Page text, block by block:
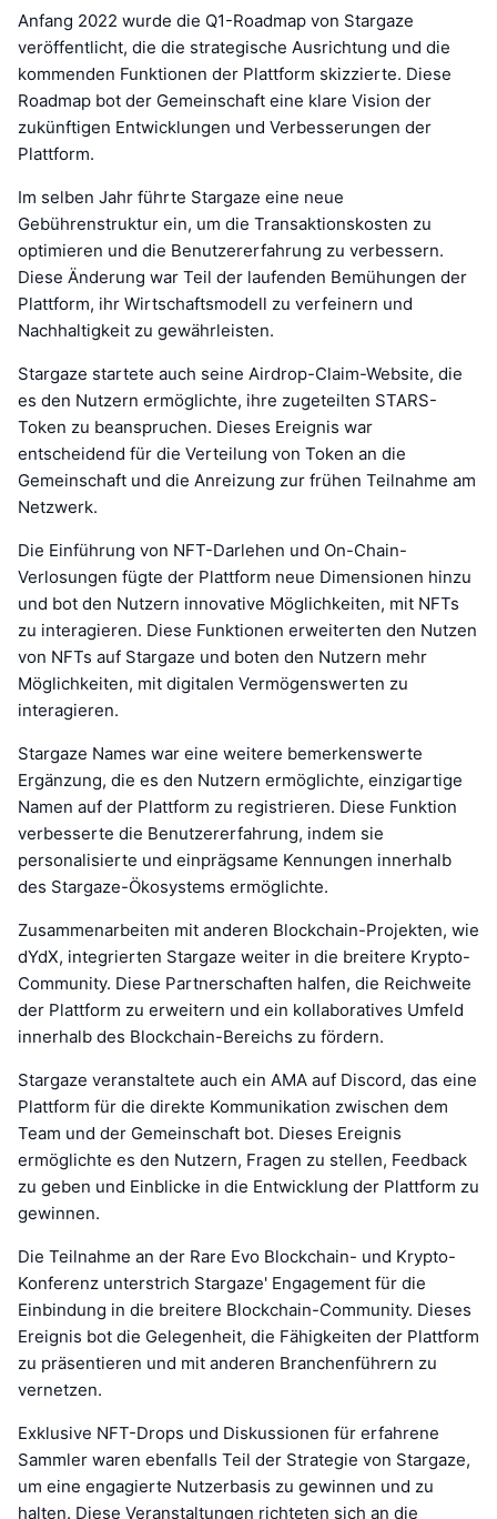
Anfang 2022 wurde die Q1-Roadmap von Stargaze
veröffentlicht, die die strategische Ausrichtung und die
kommenden Funktionen der Plattform skizzierte. Diese
Roadmap bot der Gemeinschaft eine klare Vision der
zukünftigen Entwicklungen und Verbesserungen der
Plattform.
Im selben Jahr führte Stargaze eine neue
Gebührenstruktur ein, um die Transaktionskosten zu
optimieren und die Benutzererfahrung zu verbessern.
Diese Änderung war Teil der laufenden Bemühungen der
Plattform, ihr Wirtschaftsmodell zu verfeinern und
Nachhaltigkeit zu gewährleisten.
Stargaze startete auch seine Airdrop-Claim-Website, die
es den Nutzern ermöglichte, ihre zugeteilten STARS-
Token zu beanspruchen. Dieses Ereignis war
entscheidend für die Verteilung von Token an die
Gemeinschaft und die Anreizung zur frühen Teilnahme am
Netzwerk.
Die Einführung von NFT-Darlehen und On-Chain-
Verlosungen fügte der Plattform neue Dimensionen hinzu
und bot den Nutzern innovative Möglichkeiten, mit NFTs
zu interagieren. Diese Funktionen erweiterten den Nutzen
von NFTs auf Stargaze und boten den Nutzern mehr
Möglichkeiten, mit digitalen Vermögenswerten zu
interagieren.
Stargaze Names war eine weitere bemerkenswerte
Ergänzung, die es den Nutzern ermöglichte, einzigartige
Namen auf der Plattform zu registrieren. Diese Funktion
verbesserte die Benutzererfahrung, indem sie
personalisierte und einprägsame Kennungen innerhalb
des Stargaze-Ökosystems ermöglichte.
Zusammenarbeiten mit anderen Blockchain-Projekten, wie
dYdX, integrierten Stargaze weiter in die breitere Krypto-
Community. Diese Partnerschaften halfen, die Reichweite
der Plattform zu erweitern und ein kollaboratives Umfeld
innerhalb des Blockchain-Bereichs zu fördern.
Stargaze veranstaltete auch ein AMA auf Discord, das eine
Plattform für die direkte Kommunikation zwischen dem
Team und der Gemeinschaft bot. Dieses Ereignis
ermöglichte es den Nutzern, Fragen zu stellen, Feedback
zu geben und Einblicke in die Entwicklung der Plattform zu
gewinnen.
Die Teilnahme an der Rare Evo Blockchain- und Krypto-
Konferenz unterstrich Stargaze' Engagement für die
Einbindung in die breitere Blockchain-Community. Dieses
Ereignis bot die Gelegenheit, die Fähigkeiten der Plattform
zu präsentieren und mit anderen Branchenführern zu
vernetzen.
Exklusive NFT-Drops und Diskussionen für erfahrene
Sammler waren ebenfalls Teil der Strategie von Stargaze,
um eine engagierte Nutzerbasis zu gewinnen und zu
halten. Diese Veranstaltungen richteten sich an die